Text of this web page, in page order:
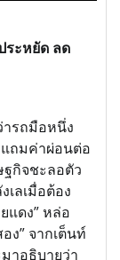
ระหยัด ลด
รถมือหนึ่ง
แถมค่าผ่อนต่อ
ฐกิจชะลอตัว
ลเมื่อต้อง
แดง” หล่อ
ง” จากเต็นท์
าอธิบายว่า